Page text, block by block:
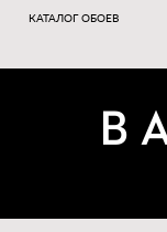
КАТАЛОГ ОБОЕВ